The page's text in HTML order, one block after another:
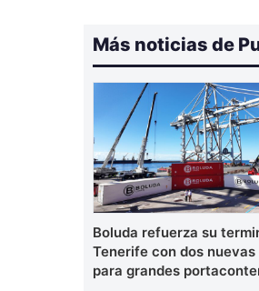
Más noticias de
Boluda refuerza su
Tenerife con dos nuevas
para grandes